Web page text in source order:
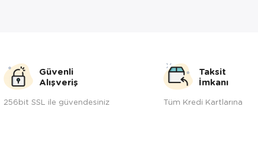
Güvenli
Alışveriş
256bit SSL ile güvendesiniz
Taksit
İmkanı
Tüm Kredi Kartlarına